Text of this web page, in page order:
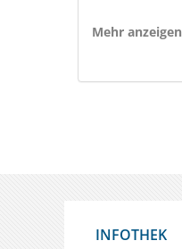
Mehr anzeigen
INFOTHEK